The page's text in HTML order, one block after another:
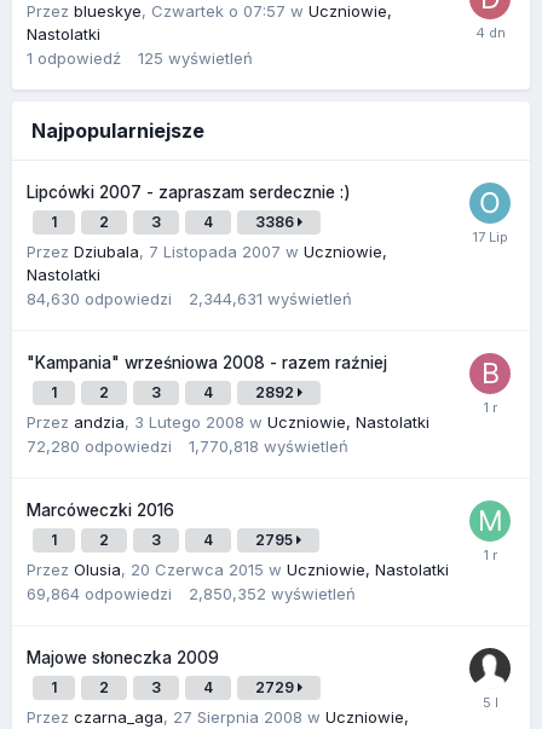
Przez blueskye, Czwartek o 07:57 w Uczniowie,
Nastolatki
1 odpowiedź 125 wyświetleń
Najpopularniejsze
Lipcówki 2007 - zapraszam serdecznie :)
1 2 3 4 3386
Przez Dziubala, 7 Listopada 2007 w Uczniowie,
Nastolatki
84,630 odpowiedzi 2,344,631 wyświetleń
"Kampania" wrześniowa 2008 - razem raźniej
1 2 3 4 2892
Przez andzia, 3 Lutego 2008 w Uczniowie, Nastolatki
72,280 odpowiedzi 1,770,818 wyświetleń
Marcóweczki 2016
1 2 3 4 2795
Przez Olusia, 20 Czerwca 2015 w Uczniowie, Nastolatki
69,864 odpowiedzi 2,850,352 wyświetleń
Majowe słoneczka 2009
1 2 3 4 2729
Przez czarna_aga, 27 Sierpnia 2008 w Uczniowie,